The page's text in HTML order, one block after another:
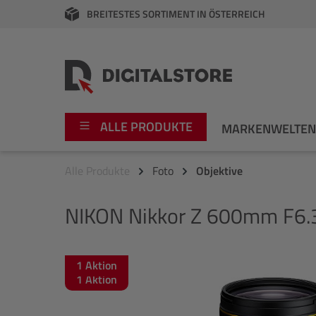
Zur Hauptnavigation springen
BREITESTES SORTIMENT IN ÖSTERREICH
ALLE PRODUKTE MARKENWELTEN
Video
Audio
Apple
Fujifilm
Leica Boutique
Nikon
Alle Produkte Foto Objektive
NIKON Nikkor Z 600mm
Bildergalerie überspringen
1 Aktion
1 Aktion